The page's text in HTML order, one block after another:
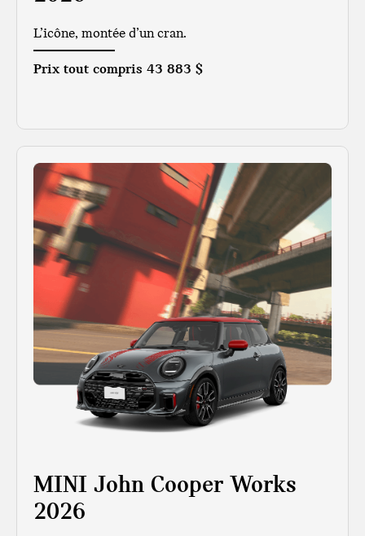
L’icône, montée d’un cran.
Prix tout compris 43 883 $
MINI John Cooper Works
2026